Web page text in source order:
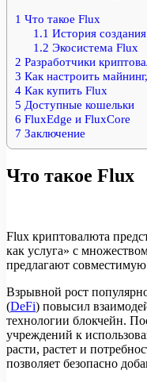
1 Что такое Flux
1.1 История
1.2 Экосистема Flux
2 Разработчики
3 Как настроить
4 Как купить Flux
5 Доступные кошельки
6 FluxEdge и FluxCore
7 Заключение
Что такое Flux
Flux криптовалюта
как услуга» с
предлагают совместимую
Взрывной рост
(DeFi) повысил
технологии блокчейн.
учреждений к
расти, растет и
позволяет безопасно